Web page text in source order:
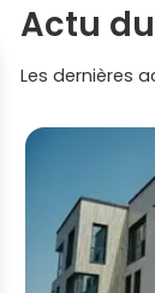
Actu
Les dernières